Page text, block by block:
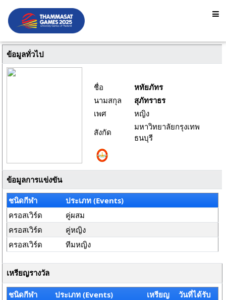
ข้อมูลทั่วไป
ชื่อ
หทัยภัทร
นามสกุล
สุภัทราธร
เพศ
หญิง
สังกัด
มหาวิทยาลัยกรุงเทพ
ธนบุรี
ข้อมูลการแข่งขัน
ชนิดกีฬา
ประเภท (Events)
ครอสเวิร์ด
คู่ผสม
ครอสเวิร์ด
คู่หญิง
ครอสเวิร์ด
ทีมหญิง
เหรียญรางวัล
ชนิดกีฬา ประเภท (Events)
เหรียญ
วันที่ได้รับ